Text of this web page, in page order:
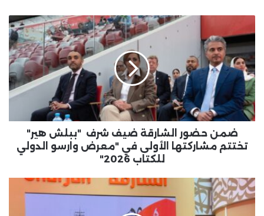
ضمن
حضور
الشارقة
ضيف
شرف
"ببلش
هير"
تختتم
مشاركتها
الأولى
في
الدولي
للكتاب
2026"
ضمن حضور الشارقة ضيف شرف "ببلش هير"
تختتم مشاركتها الأولى في "معرض وارسو الدولي
للكتاب 2026"
ضمن
مشاركة
الشارقة